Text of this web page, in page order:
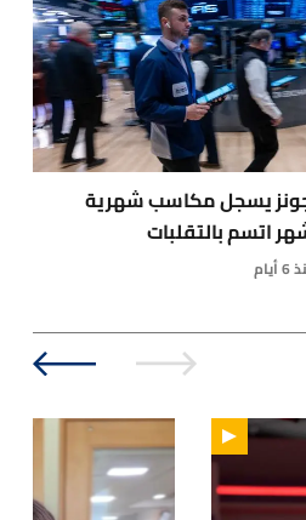
يسجل مكاسب شهرية
اتسم بالتقلبات